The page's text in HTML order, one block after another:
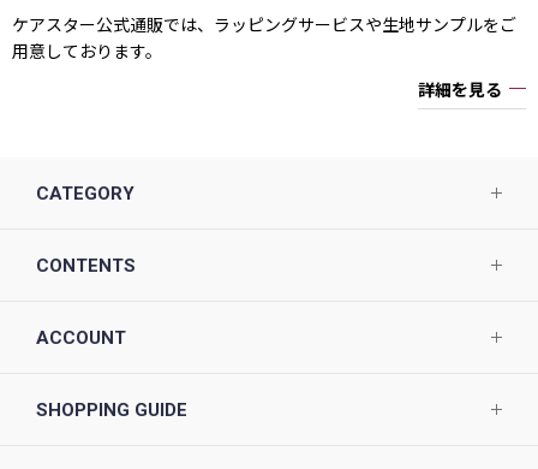
ケアスター公式通販では、ラッピングサービスや生地サンプルをご
用意しております。
詳細を見る
CATEGORY
CONTENTS
ACCOUNT
SHOPPING GUIDE